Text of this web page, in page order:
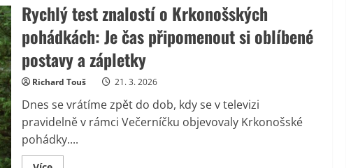
pohádek:
Na
důkaz
dobré
je
třeba
zodpovědět
z
10
otázek
Rychlý test znalostí o Krkonošských
pohádkách: Je čas připomenout si oblíbené
postavy a zápletky
Richard Touš 21. 3. 2026
Dnes se vrátíme zpět do dob, kdy se v televizi
pravidelně v rámci Večerníčku objevovaly Krkonošské
pohádky....